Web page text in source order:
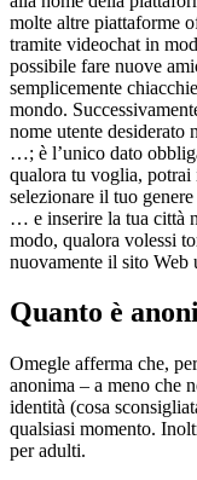
molte altre piattaforme
tramite videochat in
possibile fare nuove
semplicemente
mondo.
nome utente desiderato
…; è l’unico dato
qualora tu voglia, potrai
selezionare il tuo
… e inserire la tua città
modo, qualora volessi
nuovamente il sito
Quanto è
Omegle afferma che,
anonima – a meno che
identità (cosa
qualsiasi momento.
per adulti.